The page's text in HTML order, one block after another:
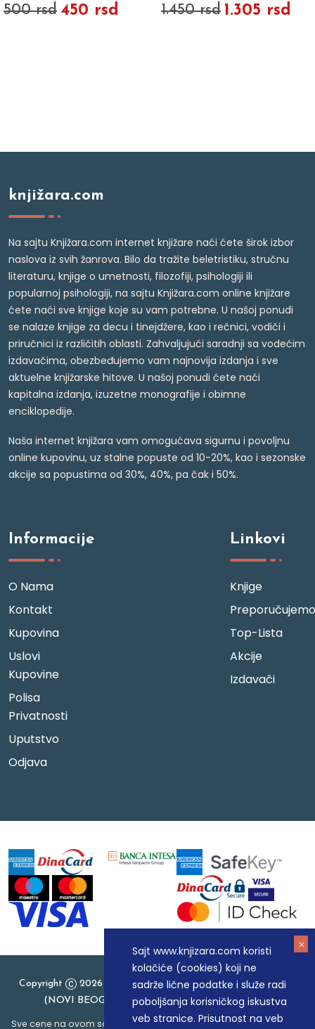
Sajt www.knjizara.com koristi
kolačiće (cookies) koji ne
sadrže lične podatke i služe radi
poboljšanja korisničkog iskustva
veb stranice. Prisutnost na veb
500 rsd 450 rsd 1.450 rsd 1.305 rsd
knjižara.com
Na sajtu Knjižara.com internet knjižare naći ćete širok izbor
naslova iz svih žanrova. Bilo da tražite beletristiku, stručnu
literaturu, knjige o umetnosti, filozofiji, psihologiji ili
popularnoj psihologiji, na sajtu Knjižara.com online knjižare
ćete naći sve knjige koje su vam potrebne. U našoj ponudi
se nalaze knjige za decu i tinejdžere, kao i rečnici, vodiči i
priručnici iz različitih oblasti. Zahvaljujući saradnji sa vodećim
izdavačima, obezbeđujemo vam najnovija izdanja i sve
aktuelne knjižarske hitove. U našoj ponudi ćete naći
kapitalna izdanja, izuzetne monografije i obimne
enciklopedije.
Naša internet knjižara vam omogućava sigurnu i povoljnu
online kupovinu, uz stalne popuste od 10-20%, kao i sezonske
akcije sa popustima od 30%, 40%, pa čak i 50%.
Informacije
O Nama
Kontakt
Kupovina
Uslovi
Kupovine
Polisa
Privatnosti
Uputstvo
Odjava
Linkovi
Knjige
Preporučujemo
Top-Lista
Akcije
Izdavači
Copyright
2026 Knjizara.com - MAKART DOO BEOGRAD
(NOVI BEOGRAD), PIB: 105184104, MB: 20337524
Sve cene na ovom sajtu iskazane su u dinarima. PDV je uračunat u